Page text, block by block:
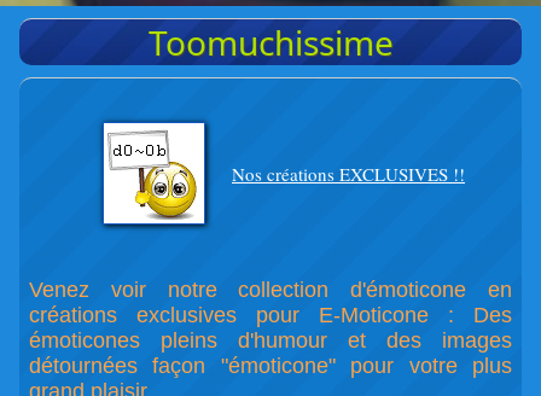
Toomuchissime
Nos créations EXCLUSIVES !!
Venez voir notre collection d'émoticone en
créations exclusives pour E-Moticone : Des
émoticones pleins d'humour et des images
détournées façon "émoticone" pour votre plus